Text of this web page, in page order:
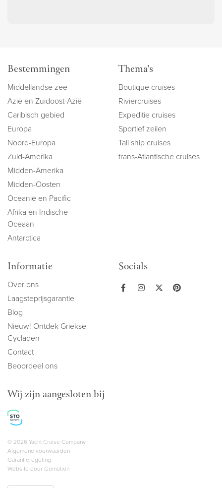
Bestemmingen
Middellandse zee
Azië en Zuidoost-Azië
Caribisch gebied
Europa
Noord-Europa
Zuid-Amerika
Midden-Amerika
Midden-Oosten
Oceanië en Pacific
Afrika en Indische
Oceaan
Antarctica
Thema's
Boutique cruises
Riviercruises
Expeditie cruises
Sportief zeilen
Tall ship cruises
trans-Atlantische cruises
Informatie
Over ons
Laagsteprijsgarantie
Blog
Nieuw! Ontdek Griekse
Cycladen
Contact
Beoordeel ons
Socials
Wij zijn aangesloten bij
Copyright navigation
© 2026 Yacht Cruise Company
Algemene voorwaarden
Garantieregeling
Website door Gomotion